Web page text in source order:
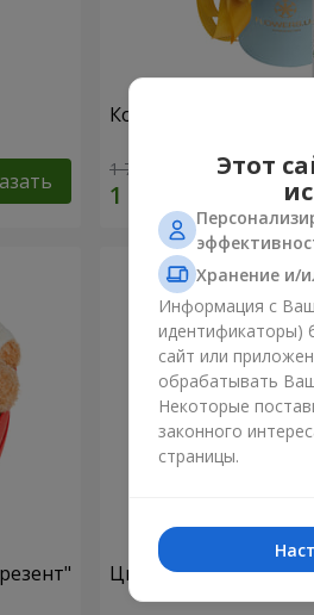
Композиция
1 749 грн
Цветы в коробке
Этот
Хранение и/
Информация с
идентификаторы)
сайт или
обрабатывать
Некоторые
законного
страницы.